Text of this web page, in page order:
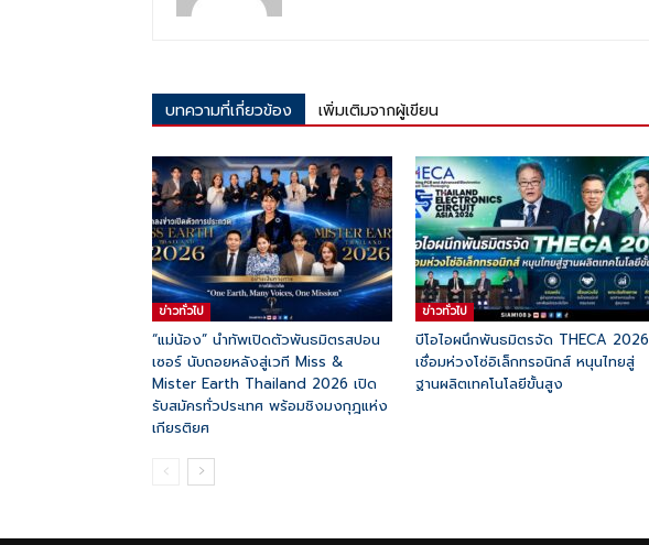
บทความที่เกี่ยวข้อง เพิ่มเติมจากผู้เขียน
ข่าวทั่วไป
“แม่น้อง” นำทัพเปิดตัวพันธมิตรสปอน
เซอร์ นับถอยหลังสู่เวที Miss &
Mister Earth Thailand 2026 เปิด
รับสมัครทั่วประเทศ พร้อมชิงมงกุฎแห่ง
เกียรติยศ
ข่าวทั่วไป
บีโอไอผนึกพันธมิตรจัด THECA 2026
เชื่อมห่วงโซ่อิเล็กทรอนิกส์ หนุนไทยสู่
ฐานผลิตเทคโนโลยีขั้นสูง